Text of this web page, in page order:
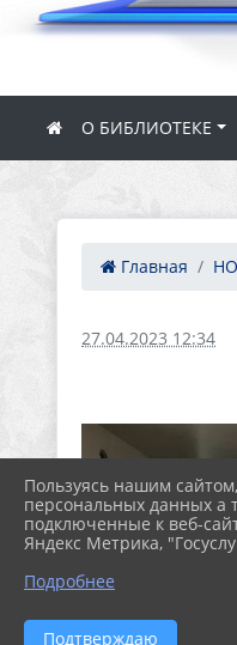
О БИБЛИОТЕКЕ
Главная
27.04.2023 12:34
Пользуясь нашим
персональных данных а
подключенные к веб-
Яндекс Метрика,
Подробнее
Подтверждаю